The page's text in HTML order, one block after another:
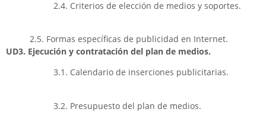
2.4. Criterios de elección de medios y soportes.
2.5. Formas específicas de publicidad en Internet.
UD3. Ejecución y contratación del plan de medios.
3.1. Calendario de inserciones publicitarias.
3.2. Presupuesto del plan de medios.